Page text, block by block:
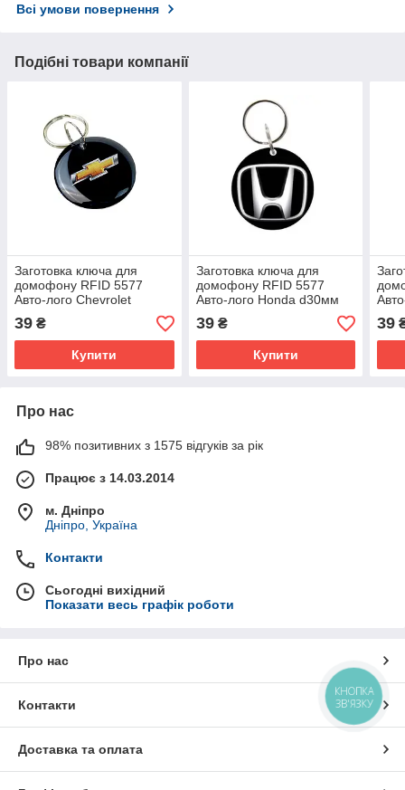
Всі умови повернення
Подібні товари компанії
Заготовка ключа для
домофону RFID 5577
Авто-лого Chevrolet
d30мм №12
перезаписується
39 ₴
Купити
Заготовка ключа для
домофону RFID 5577
Авто-лого Honda d30мм
№2 перезаписується
39₴
Купити
№14
39
Про нас
98% позитивних з 1575 відгуків за рік
Працює з 14.03.2014
м. Дніпро
Дніпро, Україна
Контакти
Сьогодні вихідний
Показати весь графік роботи
Про нас
Контакти
Доставка та оплата
КНОПКА
ЗВ'ЯЗКУ